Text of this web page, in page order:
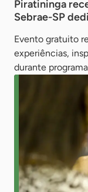
Piratininga
Sebrae-SP
Evento gratuito
experiências,
durante